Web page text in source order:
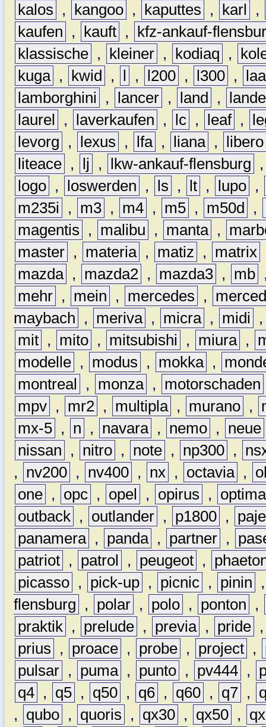
kalos
, kangoo , kaputtes , karl
,
kaufen
, kauft ,
kfz-ankauf-
klassische , kleiner , kodiaq ,
kuga , kwid , l , l200 , l300 ,
lamborghini
, lancer , land ,
laurel
, laverkaufen , lc , leaf ,
levorg
, lexus , lfa , liana ,
libero
liteace , lj , lkw-ankauf-flensburg
logo , loswerden , ls , lt , lupo ,
m235i
, m3 , m4 , m5 , m50d ,
magentis
, malibu , manta ,
master , materia , matiz , matrix
mazda , mazda2 , mazda3 , mb
mehr , mein , mercedes ,
maybach
, meriva , micra , midi
mit , mito , mitsubishi , miura ,
modelle , modus , mokka ,
montreal
, monza , motorschaden
mpv , mr2 , multipla , murano ,
mx-5 , n , navara , nemo , neue
nissan
, nitro , note , np300 ,
,
nv200 , nv400 , nx , octavia ,
one , opc , opel , opirus ,
optima
outback , outlander , p1800 ,
panamera , panda , partner ,
patriot , patrol , peugeot ,
picasso , pick-up , picnic , pinin
flensburg
, polar , polo , ponton
,
praktik , prelude , previa , pride
prius
, proace , probe , project ,
pulsar , puma , punto , pv444 ,
q4 , q5 , q50 , q6 , q60 , q7 ,
,
qubo , quoris , qx30 , qx50 ,